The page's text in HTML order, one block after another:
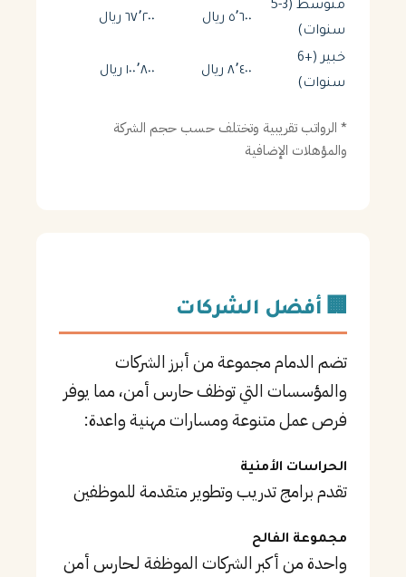
متوسط (3-5
سنوات)
٥٬٦٠٠ ريال ٦٧٬٢٠٠ ريال
خبير (+6
سنوات)
٨٬٤٠٠ ريال ١٠٠٬٨٠٠ ريال
* الرواتب تقريبية وتختلف حسب حجم الشركة
والمؤهلات الإضافية
🏢 أفضل الشركات
تضم الدمام مجموعة من أبرز الشركات
والمؤسسات التي توظف حارس أمن، مما يوفر
فرص عمل متنوعة ومسارات مهنية واعدة:
الحراسات الأمنية
تقدم برامج تدريب وتطوير متقدمة للموظفين
مجموعة الفالح
واحدة من أكبر الشركات الموظفة لـحارس أمن